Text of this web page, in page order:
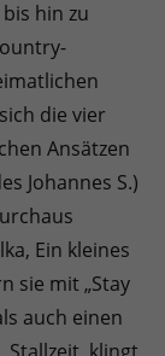
hin zu
die vier
Ansätzen
Johannes S.)
Ein kleines
sie mit „Stay
auch einen